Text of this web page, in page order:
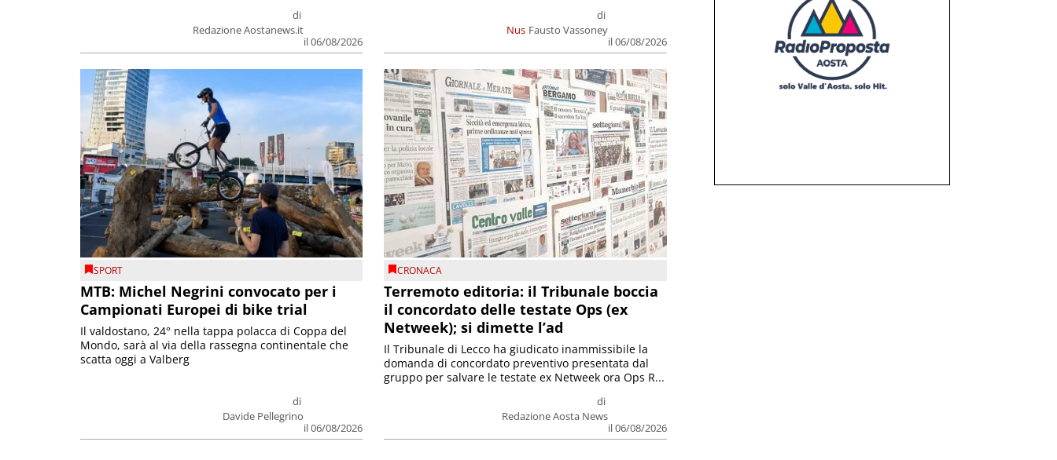
di
Redazione Aostanews.it
il 06/08/2026
Nus
di
Fausto Vassoney
il 06/08/2026
SPORT
MTB: Michel Negrini convocato per i
Campionati Europei di bike trial
di
Davide Pellegrino
il 06/08/2026
Il valdostano, 24° nella tappa polacca di Coppa del
Mondo, sarà al via della rassegna continentale che
scatta oggi a Valberg
CRONACA
Terremoto editoria: il Tribunale boccia
il concordato delle testate Ops (ex
Netweek); si dimette l’ad
di
Redazione Aosta News
il 06/08/2026
Il Tribunale di Lecco ha giudicato inammissibile la
domanda di concordato preventivo presentata dal
gruppo per salvare le testate ex Netweek ora Ops R...